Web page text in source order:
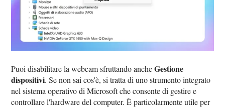
Puoi disabilitare la webcam sfruttando ancheGestione
dispositivi. Se non sai cos'è, si tratta di uno strumento integrato
nel sistema operativo di Microsoft che consente di gestire e
controllare l'hardware del computer. È particolarmente utile per